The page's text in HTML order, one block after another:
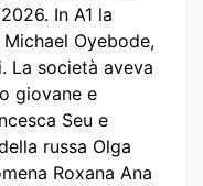
In A1 la
Oyebode,
La società aveva
giovane e
Seu e
russa Olga
Roxana Ana